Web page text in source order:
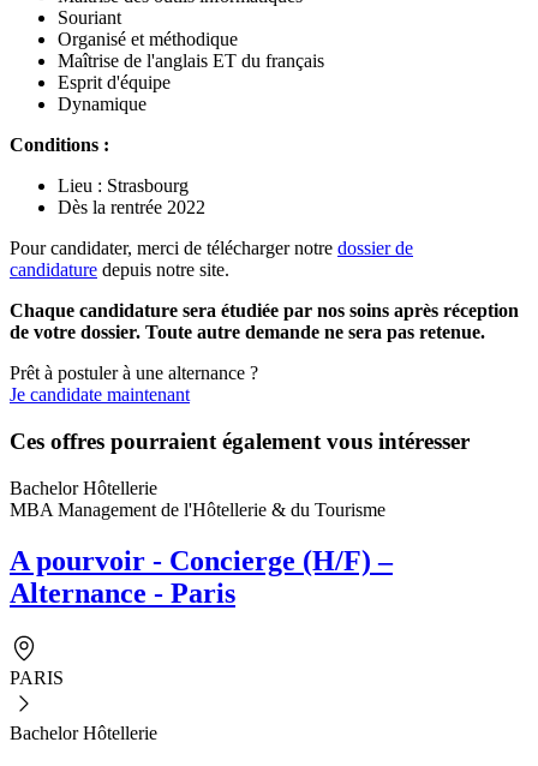
Souriant
Organisé et méthodique
Maîtrise de l'anglais ET du français
Esprit d'équipe
Dynamique
Conditions :
Lieu : Strasbourg
Dès la rentrée 2022
Pour candidater, merci de télécharger notre dossier de
candidature depuis notre site.
Chaque candidature sera étudiée par nos soins après réception
de votre dossier. Toute autre demande ne sera pas retenue.
Prêt à postuler à une alternance ?
Je candidate maintenant
Ces offres pourraient également vous intéresser
Bachelor Hôtellerie
MBA Management de l'Hôtellerie & du Tourisme
A pourvoir - Concierge (H/F) –
Alternance - Paris
PARIS
Bachelor Hôtellerie